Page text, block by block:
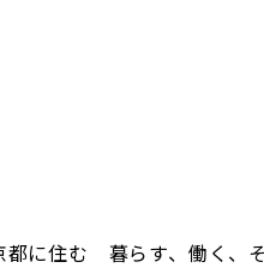
都に住む 暮らす、働く、